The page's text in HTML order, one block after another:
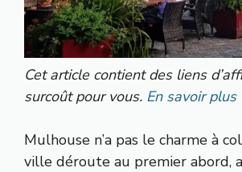
Cet article contient des liens
surcoût pour vous. En savoir plus
Mulhouse n’a pas le charme à
ville déroute au premier abord,